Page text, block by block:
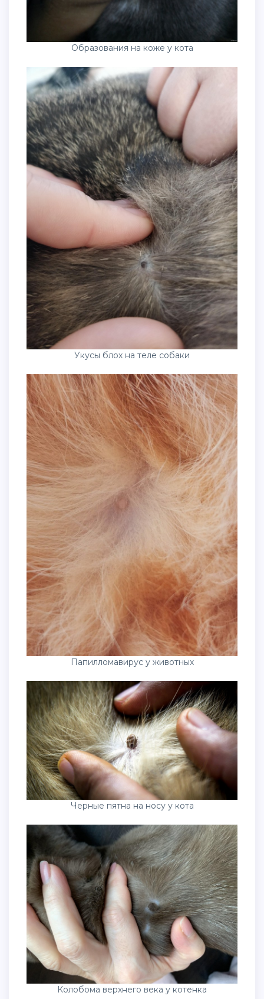
Образования на коже у кота
Укусы блох на теле собаки
Папилломавирус у животных
Черные пятна на носу у кота
Колобома верхнего века у котенка